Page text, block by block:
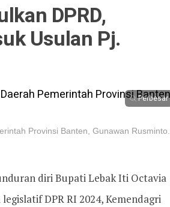
DPRD,
Usulan Pj.
Perbesar
Provinsi Banten, Gunawan Rusminto.
diri Bupati Lebak Iti Octavia
DPR RI 2024, Kemendagri